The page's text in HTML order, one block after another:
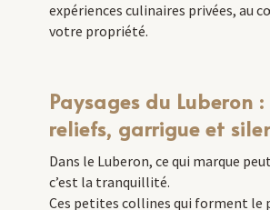
expériences culinaires privées, au
votre propriété.
Paysages du Luberon
reliefs, garrigue et
Dans le Luberon, ce qui marque
c’est la tranquillité.
Ces petites collines qui forment le